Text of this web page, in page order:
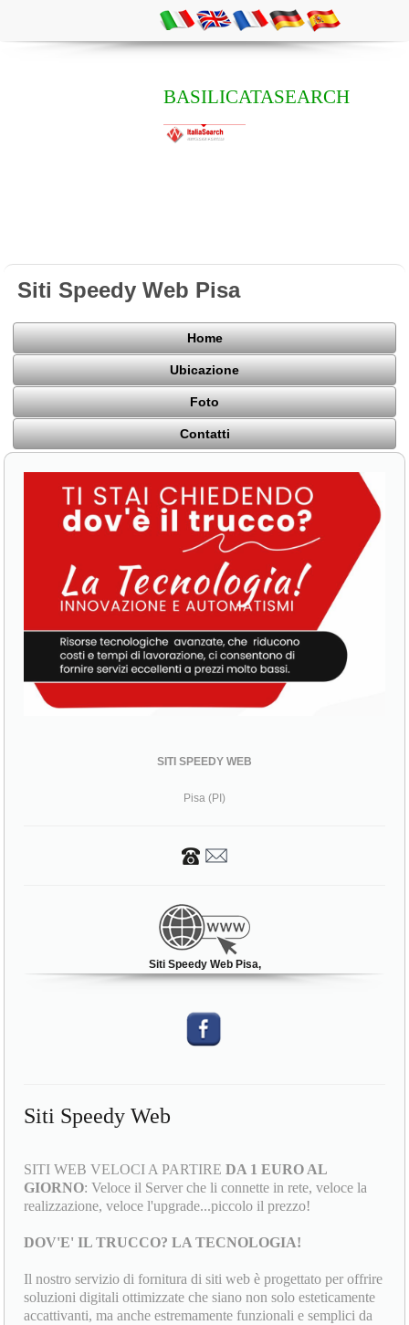
BASILICATASEARCH
Siti Speedy Web Pisa
Home
Ubicazione
Foto
Contatti
SITI SPEEDY WEB
Pisa (PI)
Siti Speedy Web Pisa,
Siti Speedy Web
SITI WEB VELOCI A PARTIREDA 1 EURO AL
GIORNO: Veloce il Server che li connette in rete, veloce la
realizzazione, veloce l'upgrade...piccolo il prezzo!
DOV'E' IL TRUCCO? LA TECNOLOGIA!
Il nostro servizio di fornitura di siti web è progettato per offrire
soluzioni digitali ottimizzate che siano non solo esteticamente
accattivanti, ma anche estremamente funzionali e semplici da